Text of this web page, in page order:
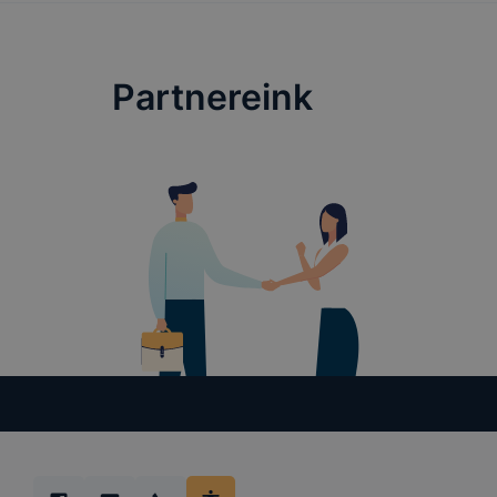
Partnereink